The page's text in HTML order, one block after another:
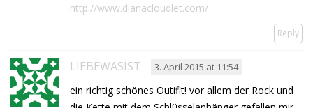
http://www.dianacloudlet.com/
Reply
LIEBEWASIST 3. April 2015 at 11:54
ein richtig schönes Outifit! vor allem der Rock und